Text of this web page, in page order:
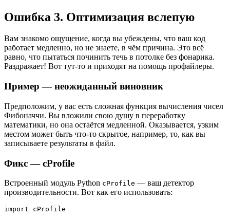
Ошибка 3. Оптимизация вслепую
Вам знакомо ощущение, когда вы убеждены, что ваш код
работает медленно, но не знаете, в чём причина. Это всё
равно, что пытаться починить течь в потолке без фонарика.
Раздражает! Вот тут-то и приходят на помощь профайлеры.
Пример — неожиданный виновник
Предположим, у вас есть сложная функция вычисления чисел
Фибоначчи. Вы вложили свою душу в переработку
математики, но она остаётся медленной. Оказывается, узким
местом может быть что-то скрытое, например, то, как вы
записываете результаты в файл.
Фикс — cProfile
Встроенный модуль Python cProfile — ваш детектор
производительности. Вот как его использовать:
import cProfile